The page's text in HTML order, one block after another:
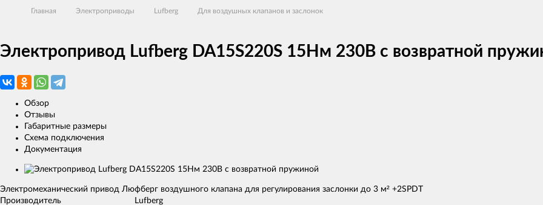
Главная Электроприводы Lufberg Для воздушных клапанов и заслонок
Электропривод Lufberg DA15S220S 15Нм 230В с возвратной
Обзор
Отзывы
Габаритные размеры
Схема подключения
Документация
Изображения
товаров
Электромеханический привод Люфберг воздушного клапана для регулирования заслонки до 3 м² +2SPDT
Производитель
Lufberg